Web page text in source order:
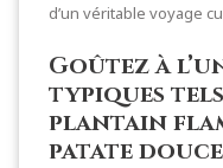
d’un véritable voyage
Goûtez à
typiques
plantain
patate